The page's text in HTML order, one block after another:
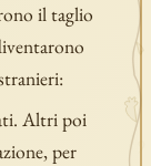
il taglio
Altri poi
per